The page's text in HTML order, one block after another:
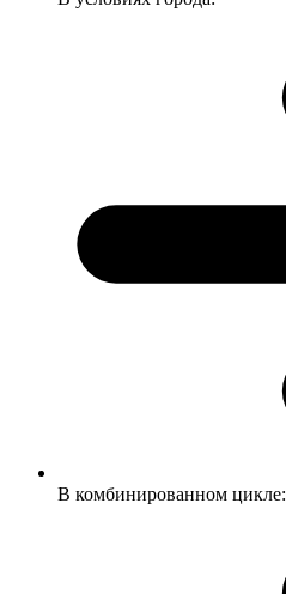
В комбинированном цикле: